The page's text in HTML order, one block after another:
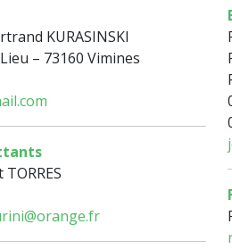
KURASINSKI
– 73160 Vimines